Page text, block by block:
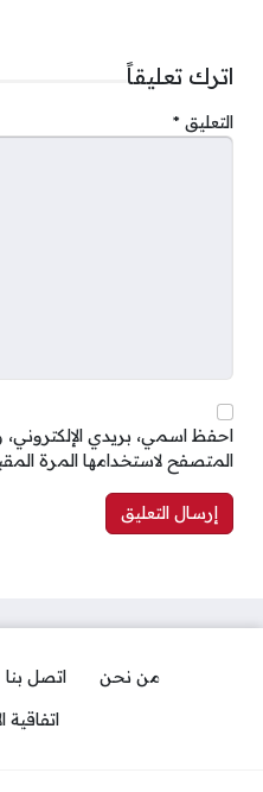
اترك تعليقاً
التعليق *
احفظ اسمي، بريدي الإلكتروني،
المتصفح لاستخدامها المرة
من نحن اتصل بنا
اتفاقية